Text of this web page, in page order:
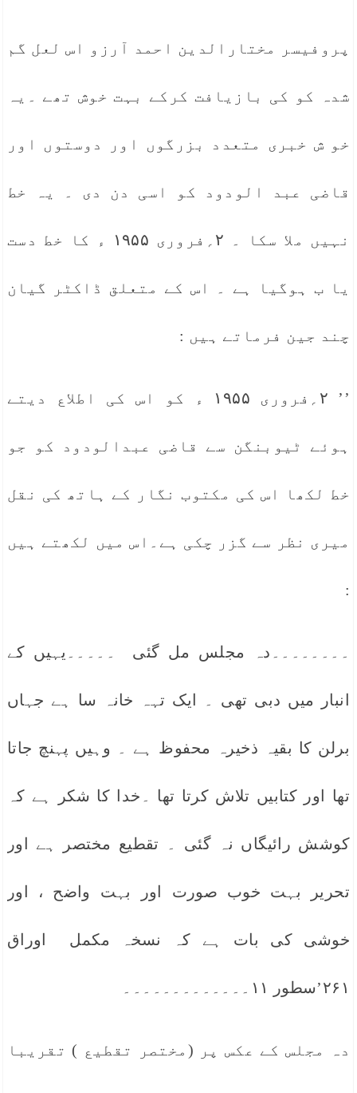
پروفیسر مختارالدین احمد آرزو اس لعل گم
شدہ کو کی بازیافت کرکے بہت خوش تھے ۔یہ
خو ش خبری متعدد بزرگوں اور دوستوں اور
قاضی عبد الودود کو اسی دن دی ۔ یہ خط
نہیں ملا سکا ۔ ۲؍فروری ۱۹۵۵ ء کا خط دست
یا ب ہوگیا ہے ۔ اس کے متعلق ڈاکٹر گیان
چند جین فرماتے ہیں :
’’ ۲؍فروری ۱۹۵۵ ء کو اس کی اطلاع دیتے
ہوئے ٹیوبنگن سے قاضی عبدالودود کو جو
خط لکھا اس کی مکتوب نگار کے ہاتھ کی نقل
میری نظر سے گزر چکی ہے۔اس میں لکھتے ہیں
:
۔۔۔۔۔۔۔۔دہ مجلس مل گئی ۔۔۔۔۔یہیں کے
انبار میں دبی تھی ۔ ایک تہہ خانہ سا ہے جہاں
برلن کا بقیہ ذخیرہ محفوظ ہے ۔ وہیں پہنچ جاتا
تھا اور کتابیں تلاش کرتا تھا ۔خدا کا شکر ہے کہ
کوشش رائیگاں نہ گئی ۔ تقطیع مختصر ہے اور
تحریر بہت خوب صورت اور بہت واضح ، اور
خوشی کی بات ہے کہ نسخہ مکمل اوراق
۲۶۱’سطور ۱۱۔۔۔۔۔۔۔۔۔۔۔۔۔
دہ مجلس کے عکس پر (مختصر تقطیع ) تقریبا